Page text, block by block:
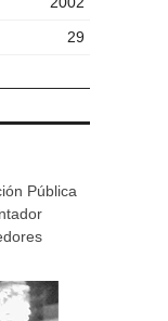
29
Pública